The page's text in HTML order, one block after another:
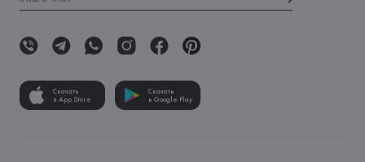
Скачать
в App Store
Скачать
в Google Play